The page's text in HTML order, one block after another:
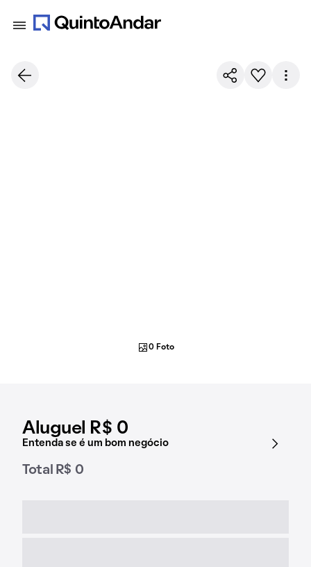
Aluguel R$ 0
Entenda se é um bom negócio
Total R$ 0
0 Foto